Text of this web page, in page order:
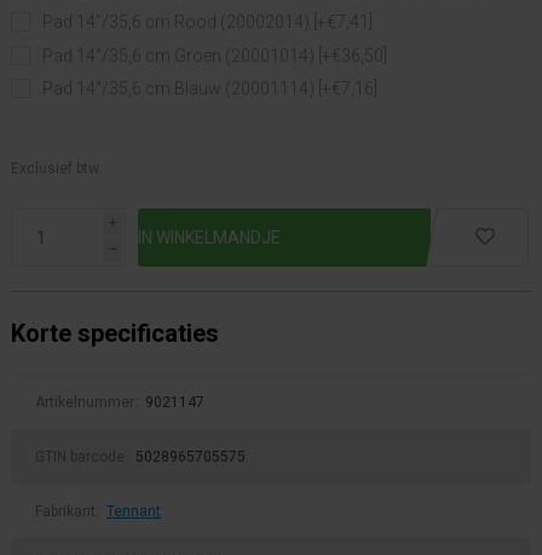
Pad 14"/35,6 cm Rood (20002014) [+€7,41]
Pad 14"/35,6 cm Groen (20001014) [+€36,50]
Pad 14"/35,6 cm Blauw (20001114) [+€7,16]
Exclusief btw.
i
h
Korte specificaties
Artikelnummer: 9021147
GTIN barcode: 5028965705575
Fabrikant: Tennant